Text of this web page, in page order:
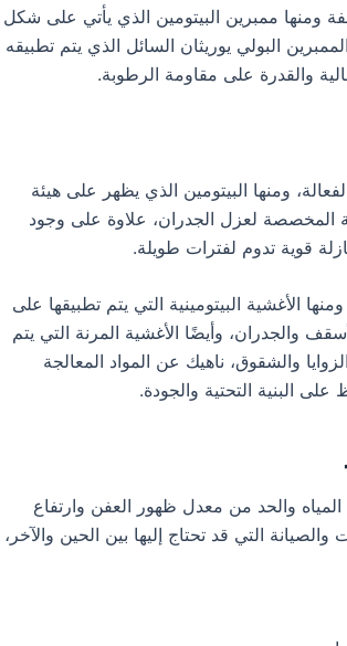
ومنها ممبرين البيتومين الذي يأتي على شكل
البولي يوريثان السائل الذي يتم تطبيقه
والقدرة على مقاومة الرطوبة.
ومنها البيتومين الذي يظهر على هيئة
المخصصة لعزل الجدران، علاوة على وجود
قوية تدوم لفترات طويلة.
الأغشية البيتومينية التي يتم تطبيقها على
والجدران، وأيضًا الأغشية المرنة التي يتم
والشقوق، ناهيك عن المواد المعالجة
البنية التحتية والجودة.
والحد من معدل ظهور العفن وارتفاع
التي قد تحتاج إليها بين الحين والآخر،